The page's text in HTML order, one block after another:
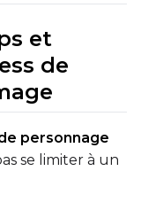
et
de
personnage
se limiter à un